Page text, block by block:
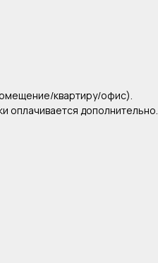
квартиру/офис).
оплачивается дополнительно.